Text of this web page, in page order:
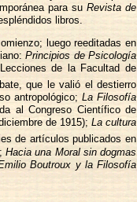
para su Revista de
libros.
luego reeditadas en
Principios de Psicología
de la Facultad de
que le valió el destierro
antropológico;La Filosofía
al Congreso Científico de
de 1915); La cultura
de artículos publicados en
Hacia una Moral sin dogmas
Boutroux y la Filosofía